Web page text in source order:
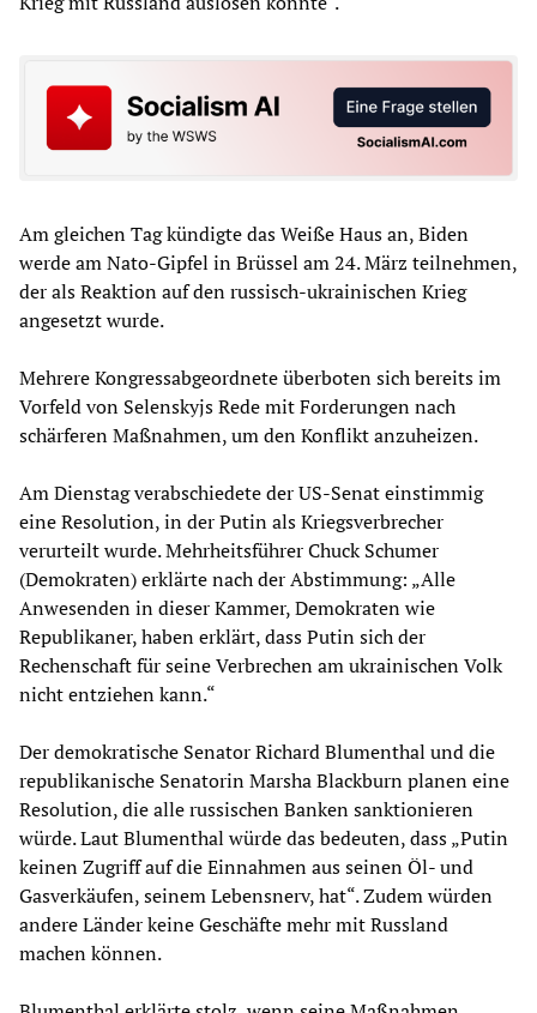
Am gleichen Tag kündigte das Weiße Haus an, Biden
werde am Nato-Gipfel in Brüssel am 24. März teilnehmen,
der als Reaktion auf den russisch-ukrainischen Krieg
angesetzt wurde.
Mehrere Kongressabgeordnete überboten sich bereits im
Vorfeld von Selenskyjs Rede mit Forderungen nach
schärferen Maßnahmen, um den Konflikt anzuheizen.
Am Dienstag verabschiedete der US-Senat einstimmig
eine Resolution, in der Putin als Kriegsverbrecher
verurteilt wurde. Mehrheitsführer Chuck Schumer
(Demokraten) erklärte nach der Abstimmung: „Alle
Anwesenden in dieser Kammer, Demokraten wie
Republikaner, haben erklärt, dass Putin sich der
Rechenschaft für seine Verbrechen am ukrainischen Volk
nicht entziehen kann.“
Der demokratische Senator Richard Blumenthal und die
republikanische Senatorin Marsha Blackburn planen eine
Resolution, die alle russischen Banken sanktionieren
würde. Laut Blumenthal würde das bedeuten, dass „Putin
keinen Zugriff auf die Einnahmen aus seinen Öl- und
Gasverkäufen, seinem Lebensnerv, hat“. Zudem würden
andere Länder keine Geschäfte mehr mit Russland
machen können.